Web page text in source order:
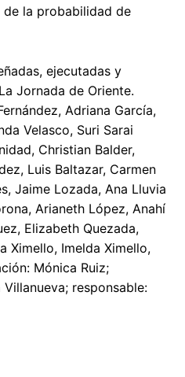
la probabilidad de
ejecutadas y
Jornada de Oriente.
Adriana García,
Velasco, Suri Sarai
Christian Balder,
Luis Baltazar, Carmen
Jaime Lozada, Ana Lluvia
Arianeth López, Anahí
Elizabeth Quezada,
Ximello, Imelda Ximello,
Mónica Ruiz;
responsable: